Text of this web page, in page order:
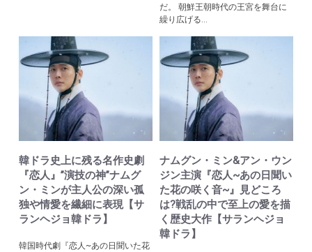
だ。 朝鮮王朝時代の王宮を舞台に
繰り広げる...
韓ドラ史上に残る名作史劇
『恋人』”演技の神”ナムグ
ン・ミンが主人公の深い孤
独や情愛を繊細に表現【サ
ランヘジョ韓ドラ】
韓国時代劇『恋人~あの日聞いた花
ナムグン・ミン&アン・ウン
ジン主演『恋人~あの日聞い
た花の咲く音~』見どころ
は?戦乱の中で至上の愛を描
く歴史大作【サランヘジョ
韓ドラ】